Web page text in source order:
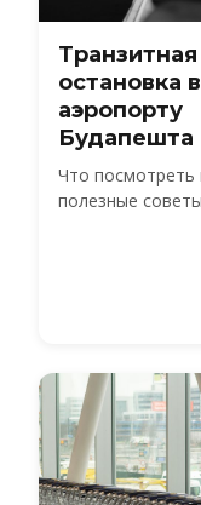
Транзитная
остановка в
аэропорту
Будапешта
Что посмотреть
полезные советы